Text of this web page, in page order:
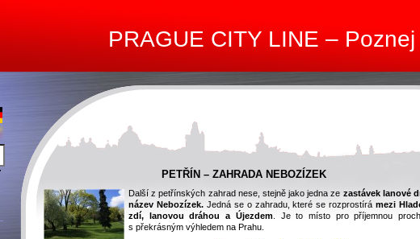
PRAGUE CITY LINE –
PETŘÍN – ZAHRADA NEBOZÍZEK
Další z petřínských zahrad nese, stejně jako jedna ze zastávek lanové
název Nebozízek.Jedná se o zahradu, které se rozprostírámezi
zdí, lanovou dráhou a Újezdem. Je to místo pro příjemnou
s překrásným výhledem na Prahu.